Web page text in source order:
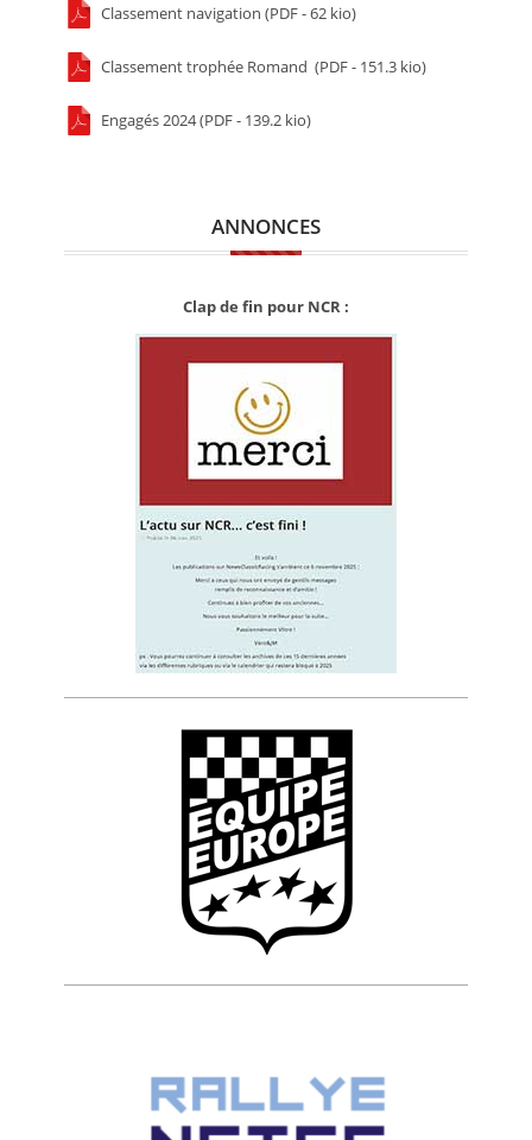
Classement navigation (PDF - 62 kio)
Classement trophée Romand (PDF - 151.3 kio)
Engagés 2024 (PDF - 139.2 kio)
ANNONCES
Clap de fin pour NCR :